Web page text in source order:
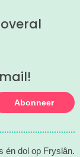
varen?
uitjes
Pinterest
Abonneer
én dol op Fryslân.